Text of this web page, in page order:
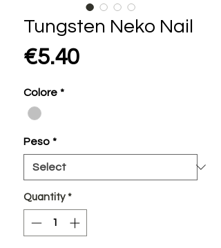
Tungsten Neko Nail
€5.40Price
Colore *
Peso *
Quantity *